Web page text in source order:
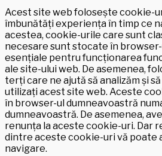
Acest site web folosește cookie-
îmbunătăți experiența în timp ce
acestea, cookie-urile care sunt
necesare sunt stocate în
esențiale pentru funcționarea
ale site-ului web. De asemenea,
terți care ne ajută să analizăm și
utilizați acest site web. Aceste
în browser-ul dumneavoastră
dumneavoastră. De asemenea,
renunța la aceste cookie-uri. Dar
dintre aceste cookie-uri vă poate
navigare.